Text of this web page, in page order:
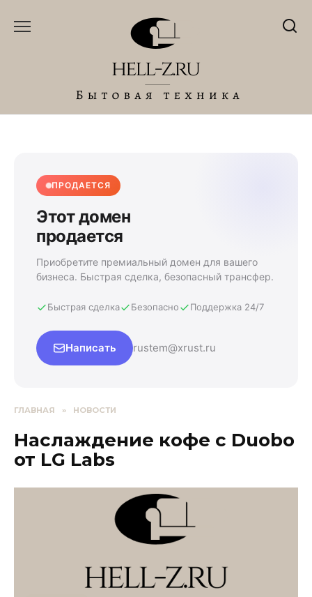
ПРОДАЕТСЯ
Этот домен
продается
Приобретите премиальный домен для вашего
бизнеса. Быстрая сделка, безопасный трансфер.
Быстрая сделка Безопасно Поддержка 24/7
Написать rustem@xrust.ru
ГЛАВНАЯ » НОВОСТИ
Наслаждение кофе с Duobo
от LG Labs